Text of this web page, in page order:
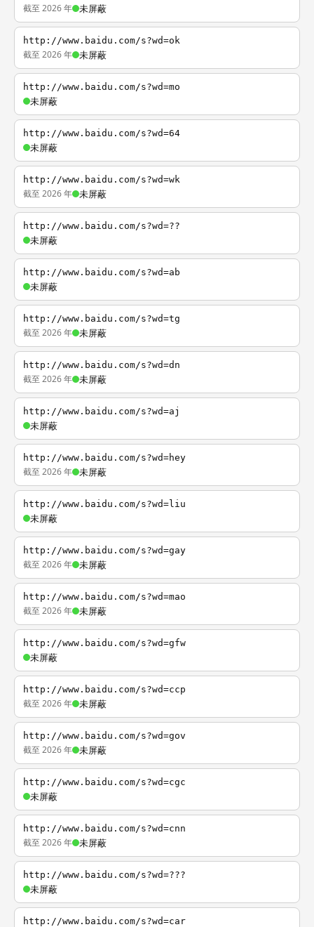
截至 2026 年 未屏蔽
http://www.baidu.com/s?wd=ok
截至 2026 年 未屏蔽
http://www.baidu.com/s?wd=mo
未屏蔽
http://www.baidu.com/s?wd=64
未屏蔽
http://www.baidu.com/s?wd=wk
截至 2026 年 未屏蔽
http://www.baidu.com/s?wd=??
未屏蔽
http://www.baidu.com/s?wd=ab
未屏蔽
http://www.baidu.com/s?wd=tg
截至 2026 年 未屏蔽
http://www.baidu.com/s?wd=dn
截至 2026 年 未屏蔽
http://www.baidu.com/s?wd=aj
未屏蔽
http://www.baidu.com/s?wd=hey
截至 2026 年 未屏蔽
http://www.baidu.com/s?wd=liu
未屏蔽
http://www.baidu.com/s?wd=gay
截至 2026 年 未屏蔽
http://www.baidu.com/s?wd=mao
截至 2026 年 未屏蔽
http://www.baidu.com/s?wd=gfw
未屏蔽
http://www.baidu.com/s?wd=ccp
截至 2026 年 未屏蔽
http://www.baidu.com/s?wd=gov
截至 2026 年 未屏蔽
http://www.baidu.com/s?wd=cgc
未屏蔽
http://www.baidu.com/s?wd=cnn
截至 2026 年 未屏蔽
http://www.baidu.com/s?wd=???
未屏蔽
http://www.baidu.com/s?wd=car